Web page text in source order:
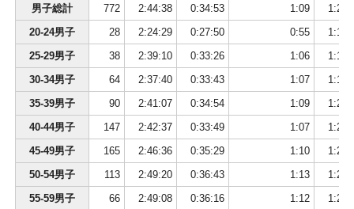
43
2057 佐久間 信太朗 37 東京都
2:13:51
44
3137 沢田 秀二 54 宮城県
2:14:20
45
1035 梅田 航平 25 神奈川県
2:14:30
46
4096 飯田 博之 49 男 愛知県
2:14:31
1029
48
1023 内栫 将司 23 鹿児島県
2:14:35
49
1008 渡邊 崇仁 20 学生連合
2:14:43
50
1012 栗林 将大 21 福島県
2:14:55
51
6121 衣笠 竜也 43 男 神奈川県
2:14:58
2036
53
2128 丸橋 祐介 39 神奈川県
2:15:46
男子総計
772 2:44:38 0:34:53 1:09
20-24男子
28 2:24:29 0:27:50 0:55
25-29男子
38 2:39:10 0:33:26 1:06
30-34男子
64 2:37:40 0:33:43 1:07
35-39男子
90 2:41:07 0:34:54 1:09
40-44男子
147 2:42:37 0:33:49 1:07
45-49男子
165 2:46:36 0:35:29 1:10
50-54男子
113 2:49:20 0:36:43 1:13
55-59男子
66 2:49:08 0:36:16 1:12